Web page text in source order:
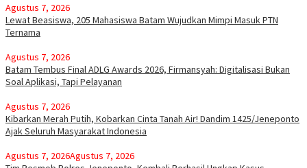
Agustus 7, 2026
Lewat Beasiswa, 205 Mahasiswa Batam Wujudkan Mimpi Masuk PTN
Ternama
Agustus 7, 2026
Batam Tembus Final ADLG Awards 2026, Firmansyah: Digitalisasi Bukan
Soal Aplikasi, Tapi Pelayanan
Agustus 7, 2026
Kibarkan Merah Putih, Kobarkan Cinta Tanah Air! Dandim 1425/Jeneponto
Ajak Seluruh Masyarakat Indonesia
Agustus 7, 2026Agustus 7, 2026